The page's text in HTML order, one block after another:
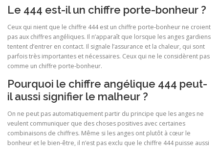
Le 444 est-il un chiffre porte-bonheur ?
Ceux qui nient que le chiffre 444 est un chiffre porte-bonheur ne croient
pas aux chiffres angéliques. Il n’apparaît que lorsque les anges gardiens
tentent d’entrer en contact. Il signale l’assurance et la chaleur, qui sont
parfois très importantes et nécessaires. Ceux qui ne le considèrent pas
comme un chiffre porte-bonheur.
Pourquoi le chiffre angélique 444 peut-
il aussi signifier le malheur ?
On ne peut pas automatiquement partir du principe que les anges ne
veulent communiquer que des choses positives avec certaines
combinaisons de chiffres. Même si les anges ont plutôt à cœur le
bonheur et le bien-être, il n’est pas exclu que le chiffre 444 puisse aussi